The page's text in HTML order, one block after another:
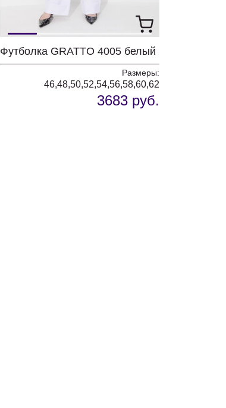
Футболка GRATTO 4005 белый
Размеры:
46,48,50,52,54,56,58,60,62
3683 руб.